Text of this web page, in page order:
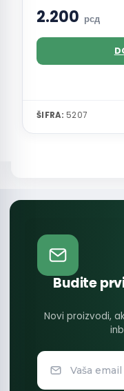
2.200 рсд
ŠIFRA: 5207
Budite
Novi proizvodi,